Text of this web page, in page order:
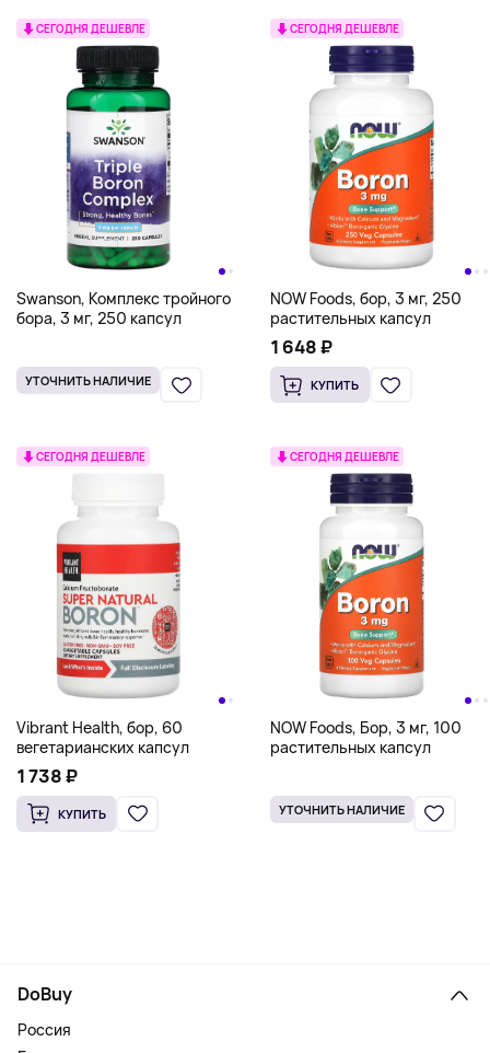
СЕГОДНЯ ДЕШЕВЛЕ
Swanson, Комплекс тройного
бора, 3 мг, 250 капсул
УТОЧНИТЬ НАЛИЧИЕ
СЕГОДНЯ ДЕШЕВЛЕ
NOW Foods, бор, 3 мг, 250
растительных капсул
1 648 ₽
КУПИТЬ
СЕГОДНЯ ДЕШЕВЛЕ
Vibrant Health, бор, 60
вегетарианских капсул
1 738 ₽
КУПИТЬ
СЕГОДНЯ ДЕШЕВЛЕ
NOW Foods, Бор, 3 мг, 100
растительных капсул
УТОЧНИТЬ НАЛИЧИЕ
DoBuy
Россия